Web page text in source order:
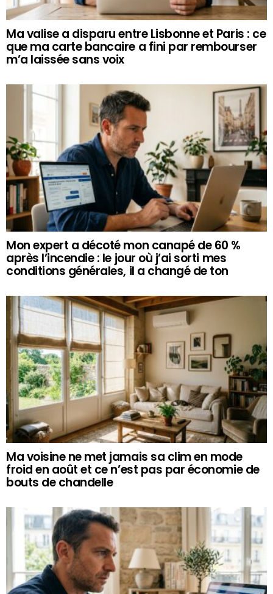
Ma valise a disparu entre Lisbonne et Paris : ce
que ma carte bancaire a fini par rembourser
m’a laissée sans voix
Mon expert a décoté mon canapé de 60 %
après l’incendie : le jour où j’ai sorti mes
conditions générales, il a changé de ton
Ma voisine ne met jamais sa clim en mode
froid en août et ce n’est pas par économie de
bouts de chandelle